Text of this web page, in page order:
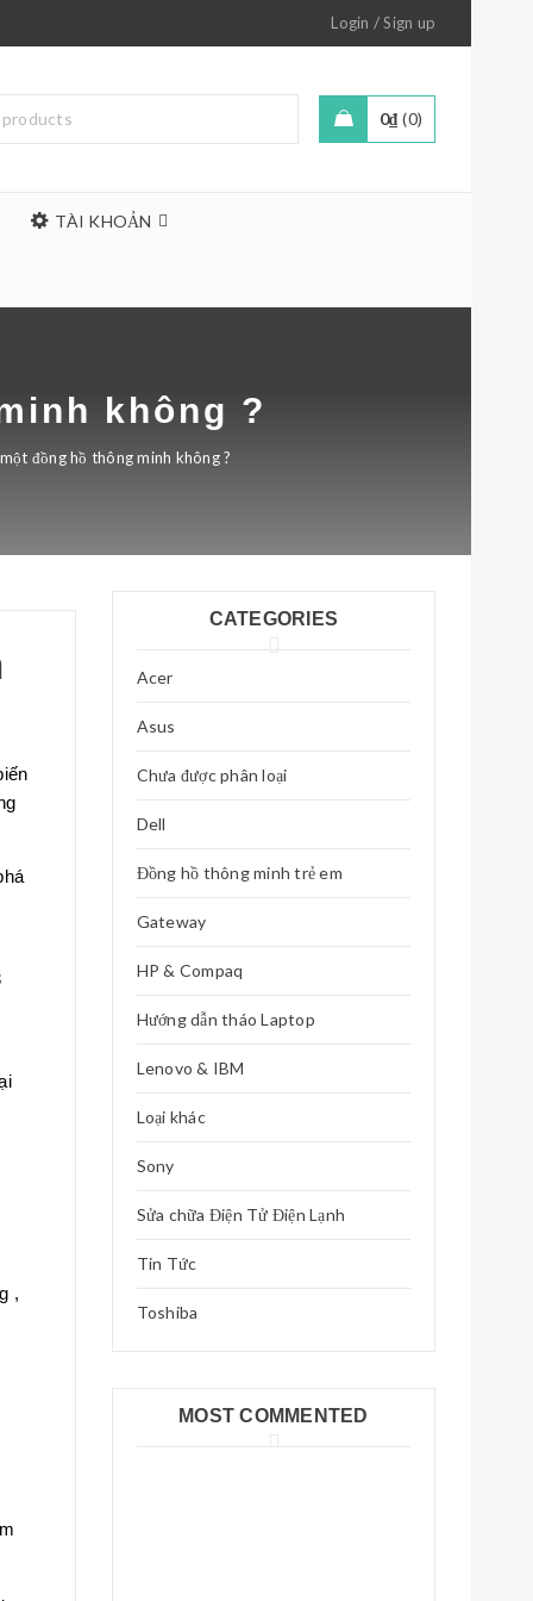
Login /Sign up
0₫ 0
TÀI KHOẢN
không ?
đồng hồ thông minh không ?
,
CATEGORIES
Acer
Asus
Chưa được phân loại
Dell
Đồng hồ thông minh trẻ em
Gateway
HP & Compaq
Hướng dẫn tháo Laptop
Lenovo & IBM
Loại khác
Sony
Sửa chữa Điện Tử Điện Lạnh
Tin Tức
Toshiba
MOST COMMENTED